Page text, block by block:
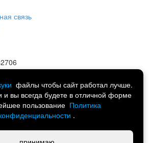
связь
13-44
файлы чтобы сайт работал лучше.
и вы всегда будете в отличной форме
пользование Политика
.
обувь и аксессуары.
для всей семьи 2014-2026